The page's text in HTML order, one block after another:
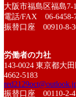
大阪市福島区福島7-
電話/FAX 06-6458-
振替口座 00910-8-
労働者の力社
143-0024 東京都大
4662-5183
振替口座 00110-2-